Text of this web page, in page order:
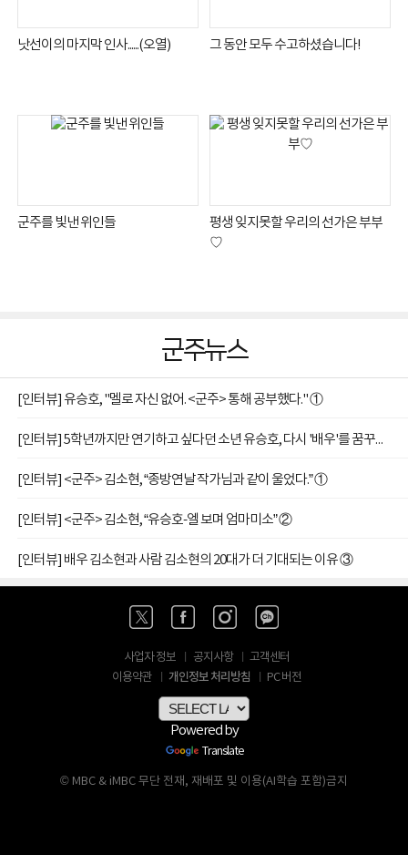
낫선이의 마지막 인사......(오열) 그 동안 모두 수고하셨습니다!
군주를 빛낸 위인들
평생 잊지못할 우리의 선가은 부부
♡
군주뉴스
[인터뷰] 유승호, "멜로 자신 없어. <군주> 통해 공부했다." ①
[인터뷰] 5학년까지만 연기하고 싶다던 소년 유승호, 다시 '배우'를 꿈꾸다 ②
[인터뷰] <군주> 김소현, “종방연날 작가님과 같이 울었다.” ①
[인터뷰] <군주> 김소현, “유승호-엘 보며 엄마미소” ②
[인터뷰] 배우 김소현과 사람 김소현의 20대가 더 기대되는 이유 ③
사업자 정보 공지사항
고객센터
이용약관
개인정보 처리방침 PC 버전
Powered by
Translate
© MBC & iMBC 무단 전재, 재배포 및 이용(AI학습 포함)금지